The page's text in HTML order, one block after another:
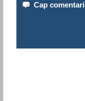
Cap comentari